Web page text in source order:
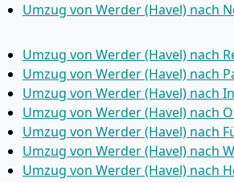
Umzug von Werder (Havel) nach
Umzug von Werder (Havel) nach
Umzug von Werder (Havel) nach
Umzug von Werder (Havel) nach
Umzug von Werder (Havel) nach
Umzug von Werder (Havel) nach
Umzug von Werder (Havel) nach
Umzug von Werder (Havel) nach